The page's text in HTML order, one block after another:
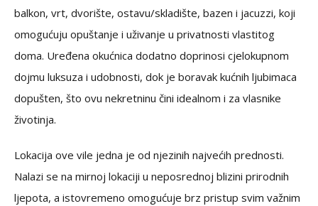
balkon, vrt, dvorište, ostavu/skladište, bazen i jacuzzi, koji
omogućuju opuštanje i uživanje u privatnosti vlastitog
doma. Uređena okućnica dodatno doprinosi cjelokupnom
dojmu luksuza i udobnosti, dok je boravak kućnih ljubimaca
dopušten, što ovu nekretninu čini idealnom i za vlasnike
životinja.
Lokacija ove vile jedna je od njezinih najvećih prednosti.
Nalazi se na mirnoj lokaciji u neposrednoj blizini prirodnih
ljepota, a istovremeno omogućuje brz pristup svim važnim